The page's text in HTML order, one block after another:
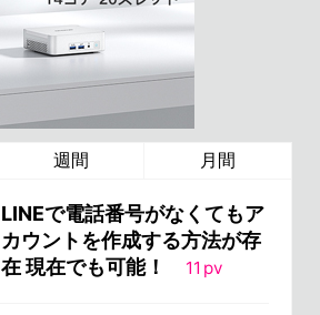
週間 月間
LINEで電話番号がなくてもア
カウントを作成する方法が存
在 現在でも可能！
11 pv